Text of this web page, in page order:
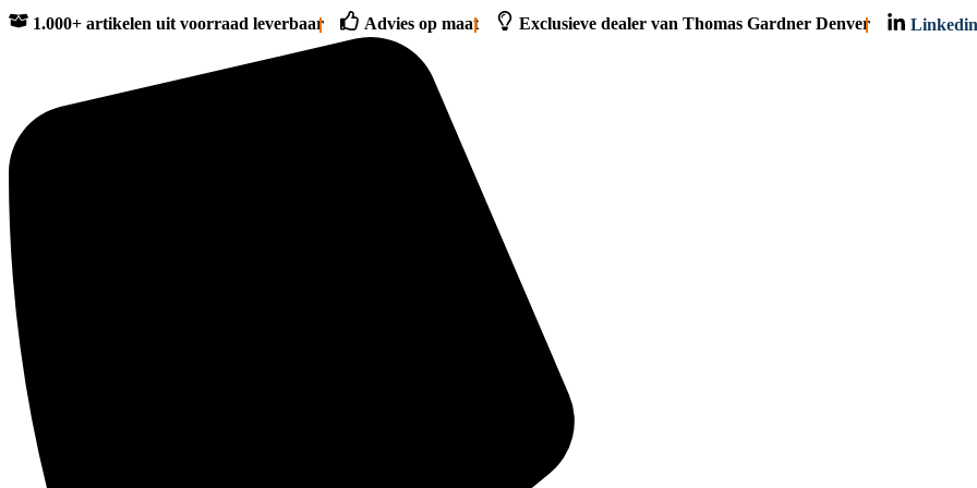
1.000+ artikelen uit voorraad leverbaar Advies op maat Exclusieve dealer van Thomas Gardner Denver Linkedin